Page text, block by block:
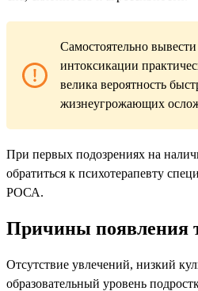
Самостоятельно
интоксикации
велика вероятность
жизнеугрожающих
При первых подозрениях на
обратиться к психотерапевту
РОСА.
Причины появления
Отсутствие увлечений, низкий
образовательный уровень